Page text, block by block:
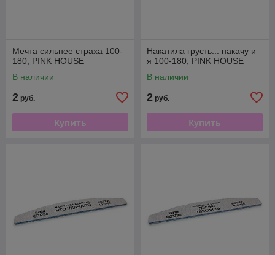
Мечта сильнее страха 100-
180, PINK HOUSE
В наличии
2 руб.
Купить
Накатила грусть... накачу и
я 100-180, PINK HOUSE
В наличии
2 руб.
Купить